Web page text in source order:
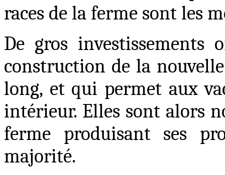
races de la ferme sont les
De gros investissements
construction de la
long, et qui permet aux
intérieur. Elles sont alors
ferme produisant ses
majorité.